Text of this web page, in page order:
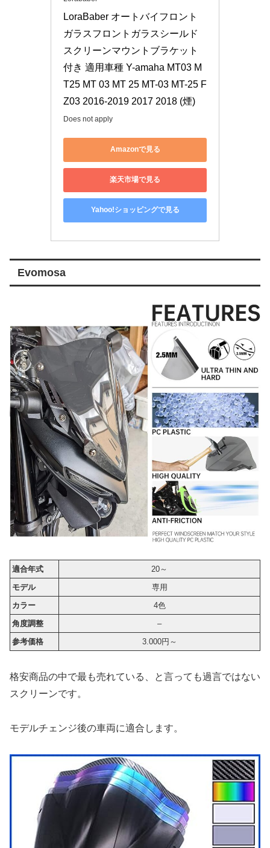
LoraBaber オートバイフロント
ガラスフロントガラスシールド
スクリーンマウントブラケット
付き 適用車種 Y-amaha MT03 M
T25 MT 03 MT 25 MT-03 MT-25 F
Z03 2016-2019 2017 2018 (煙)
Does not apply
Amazonで見る
楽天市場で見る
Yahoo!ショッピングで見る
Evomosa
適合年式
20～
モデル
専用
カラー
4色
角度調整
–
参考価格
3.000円～
格安商品の中で最も売れている、と言っても過言ではない
スクリーンです。
モデルチェンジ後の車両に適合します。